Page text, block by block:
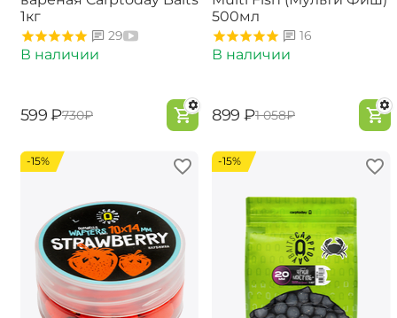
1кг
29
В наличии
‍599‍ ₽‍730‍₽
500мл
16
В наличии
‍899‍ ₽‍1 058‍₽
-15% -15%